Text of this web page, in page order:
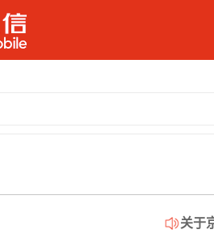
关于
”第一期发售已经结束，您的热情，给了我们